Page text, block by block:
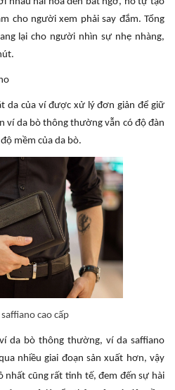
cho người xem phải say đắm. Tổng
lại cho người nhìn sự nhẹ nhàng,
da của ví được xử lý đơn giản để giữ
ví da bò thông thường vẫn có độ đàn
mềm của da bò.
cao cấp
da bò thông thường, ví da saffiano
nhiều giai đoạn sản xuất hơn, vậy
nhất cũng rất tinh tế, đem đến sự hài